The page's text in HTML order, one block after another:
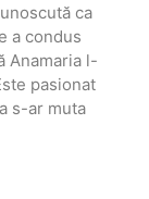
ca
a condus
Anamaria l-
pasionat
s-ar muta